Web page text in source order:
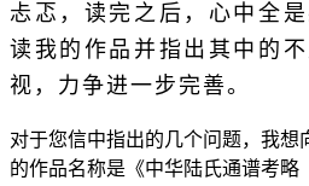
忐忑，读完之后，心中全
读我的作品并指出其中的
视，力争进一步完善。
对于您信中指出的几个问题，我想
的作品名称是《中华陆氏通谱考略